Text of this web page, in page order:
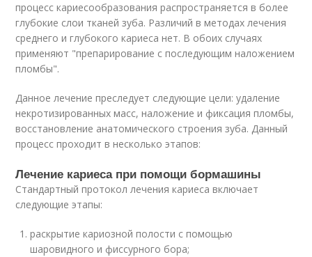
процесс кариесообразования распространяется в более
глубокие слои тканей зуба. Различий в методах лечения
среднего и глубокого кариеса нет. В обоих случаях
применяют "препарирование с последующим наложением
пломбы".
Данное лечение преследует следующие цели: удаление
некротизированных масс, наложение и фиксация пломбы,
восстановление анатомического строения зуба. Данный
процесс проходит в несколько этапов:
Лечение кариеса при помощи бормашины
Стандартный протокол лечения кариеса включает
следующие этапы:
раскрытие кариозной полости с помощью
шаровидного и фиссурного бора;